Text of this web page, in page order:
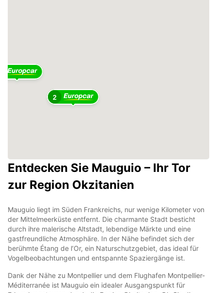
2
Entdecken Sie Mauguio – Ihr Tor
zur Region Okzitanien
Mauguio liegt im Süden Frankreichs, nur wenige Kilometer von
der Mittelmeerküste entfernt. Die charmante Stadt besticht
durch ihre malerische Altstadt, lebendige Märkte und eine
gastfreundliche Atmosphäre. In der Nähe befindet sich der
berühmte Étang de l’Or, ein Naturschutzgebiet, das ideal für
Vogelbeobachtungen und entspannte Spaziergänge ist.
Dank der Nähe zu Montpellier und dem Flughafen Montpellier-
Méditerranée ist Mauguio ein idealer Ausgangspunkt für